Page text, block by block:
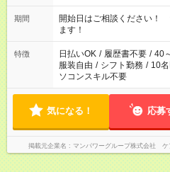
20:00 など 残業なし！ ※Wワークの場合、他のお仕事と合わせ
週40時間超の就業はご案内
間以上勤務は社会保険への
（日雇い派遣の原則禁止）
案内が難しい場合があります
期間
開始日はご相談ください！
ます！
特徴 日払いOK / 履歴書不要 / 40
服装自由 / シフト勤務 / 10
ソコンスキル不要
気になる！ 応募
掲載元企業名 マンパワーグループ株式会社 ケ